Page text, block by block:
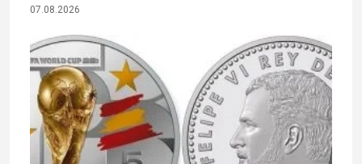
07.08.2026